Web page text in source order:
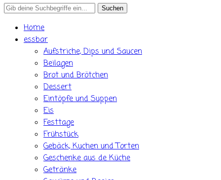
Search
Home
essbar
Aufstriche, Dips und Saucen
Beilagen
Brot und Brötchen
Dessert
Eintöpfe und Suppen
Eis
Festtage
Frühstück
Gebäck, Kuchen und Torten
Geschenke aus de Küche
Getränke